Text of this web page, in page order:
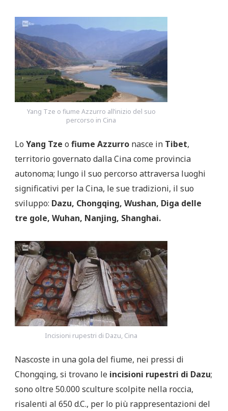
Yang Tze o fiume Azzurro all’inizio del suo
percorso in Cina
Lo Yang Tze o fiume Azzurro nasce in Tibet,
territorio governato dalla Cina come provincia
autonoma; lungo il suo percorso attraversa luoghi
significativi per la Cina, le sue tradizioni, il suo
sviluppo: Dazu, Chongqing, Wushan, Diga delle
tre gole, Wuhan, Nanjing, Shanghai.
Incisioni rupestri di Dazu, Cina
Nascoste in una gola del fiume, nei pressi di
Chongqing, si trovano le incisioni rupestri di Dazu;
sono oltre 50.000 sculture scolpite nella roccia,
risalenti al 650 d.C., per lo più rappresentazioni del